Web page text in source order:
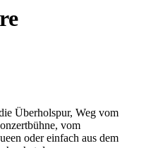
Überholspur, Weg vom
vom
oder einfach aus dem